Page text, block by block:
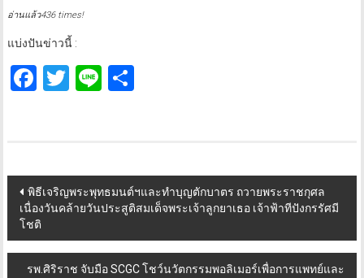
อ่านแล้ว436 times!
แบ่งปันข่าวนี้ :
Facebook
Twitter
LineShare
Post
navigation
พิธีเจริญพระพุทธมนต์ฯและทำบุญตักบาตร ถวายพระราชกุศล
เนื่องวันคล้ายวันประสูติสมเด็จพระเจ้าลูกยาเธอ เจ้าฟ้าทีปังกรรัศมี
โชติ
รพ.ศิริราช จับมือ SCGC โชว์นวัตกรรมพอลิเมอร์เพื่อการแพทย์และ